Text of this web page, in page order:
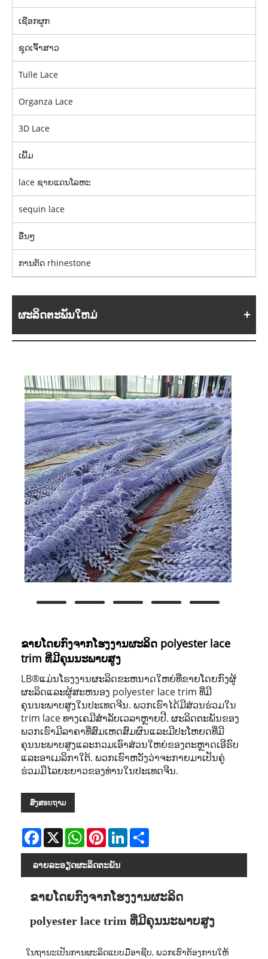
ເຊືອກຜູກ
ຊຸດເຈົ້າສາວ
Tulle Lace
Organza Lace
3D Lace
ເພີ້ມ
lace ຊາຍແດນໂລຫະ
sequin lace
ອື່ນໆ
ການຕັດ rhinestone
ຜະລິດຕະພັນໃຫມ່
ຂາຍໂດຍກົງຈາກໂຮງງານຜະລິດ polyester lace
trim ທີ່ມີຄຸນນະພາບສູງ
LB®ແມ່ນໂຮງງານຜະລິດຂະຫນາດໃຫຍ່ທີ່ຂາຍໂດຍກົງຜູ້
ຜະລິດແລະຜູ້ສະຫນອງ polyester lace trim ທີ່ມີ
ຄຸນນະພາບສູງໃນປະເທດຈີນ. ພວກ​ເຮົາ​ໄດ້​ມີ​ສ່ວນ​ຮ່ວມ​ໃນ
trim lace ທາງ​ເຄ​ມີ​ສໍາ​ລັບ​ເວ​ລາ​ຫຼາຍ​ປີ​. ຜະລິດຕະພັນຂອງ
ພວກເຮົາມີລາຄາທີ່ສົມເຫດສົມຜົນແລະມີປະໂຫຍດທີ່ມີ
ຄຸນນະພາບສູງແລະກວມເອົາສ່ວນໃຫຍ່ຂອງຕະຫຼາດເອີຣົບ
ແລະອາເມລິກາໃຕ້. ພວກເຮົາຫວັງວ່າຈະກາຍມາເປັນຄູ່
ຮ່ວມມືໄລຍະຍາວຂອງທ່ານໃນປະເທດຈີນ.
ສົ່ງສອບຖາມ
Facebook
X WhatsAppPinterestLinkedIn
ລາຍ​ລະ​ອຽດ​ຜະ​ລິດ​ຕະ​ພັນ
ຂາຍໂດຍກົງຈາກໂຮງງານຜະລິດ
polyester lace trim ທີ່ມີຄຸນນະພາບສູງ
ໃນຖານະເປັນການຜະລິດແບບມືອາຊີບ, ພວກເຮົາຕ້ອງການໃຫ້